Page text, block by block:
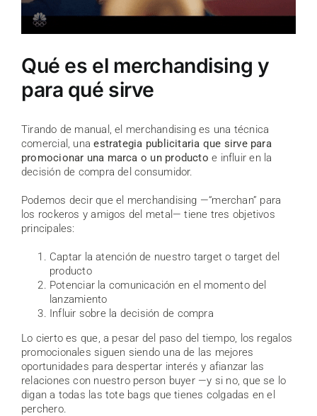
Qué es el merchandising y
para qué sirve
Tirando de manual, el merchandising es una técnica
comercial, unaestrategia publicitaria que sirve para
promocionar una marca o un producto e influir en la
decisión de compra del consumidor.
Podemos decir que el merchandising —“merchan” para
los rockeros y amigos del metal— tiene tres objetivos
principales:
Captar la atención de nuestro target o target del
producto
Potenciar la comunicación en el momento del
lanzamiento
Influir sobre la decisión de compra
Lo cierto es que, a pesar del paso del tiempo, los regalos
promocionales siguen siendo una de las mejores
oportunidades para despertar interés y afianzar las
relaciones con nuestro person buyer —y si no, que se lo
digan a todas las tote bags que tienes colgadas en el
perchero.